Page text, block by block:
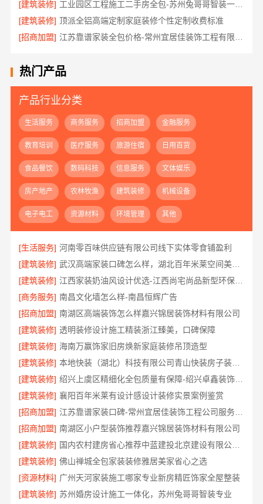
[建筑装修]
工业园区工程施工二手房全包-苏州兔哥哥智装一站式服务
[建筑装修] 顶派全铝高端定制家庭装修个性定制收费标准
[招商加盟]
热门产品
产品行业分类
生活服务 商务服务 招商加盟 金融服务
教育培训 医疗服务 旅游住宿 日用百货
食品餐饮 数码科技 信息服务 文体娱乐
房产地产 农林牧渔 建筑装修 机械设备
电子电工 资源材料 环境管理 其他
[生活服务] 河南零百味供应链有限公司线下实体零食铺盈利
[建筑装修]
武汉高端家装口碑怎么样，湖北百年米莱空间美学装饰材料有限公司揭秘
[建筑装修]
江西家装奶油风设计优选-江西尚宅尚品新型环保材料有限公司
[商务服务] 南昌文化墙怎么样-南昌恒辉广告
[招商加盟] 南湖区高端装饰怎么样嘉兴锦居装饰材料有限公司
[建筑装修] 透明装修设计施工精装浙江臻美，口碑保障
[建筑装修] 海南万赢饰家旧房焕新家庭装修吊顶造型
[建筑装修]
本地快装（湖北）科技有限公司青山快装房子装修两房一厅
[建筑装修]
绍兴上虞区精细化全包质量有保障-绍兴卓鑫装饰材料有限公司
[建筑装修] 襄阳百年米莱有设计感设计装修实景案例鉴赏
[招商加盟]
江苏靠谱家装口碑-常州宜居佳装饰工程公司服务有保障
[招商加盟] 南湖区小户型装饰推荐嘉兴锦居装饰材料有限公司
[建筑装修]
国内农村建房省心推荐中蓝建投北京建设有限公司四川
[建筑装修] 佛山禅城全包家装装修雅居美家省心之选
[资源材料] 广州天河家装施工哪家专业新房精匠饰家全屋整装
[建筑装修] 苏州婚房设计施工一体化，苏州兔哥哥智装专业